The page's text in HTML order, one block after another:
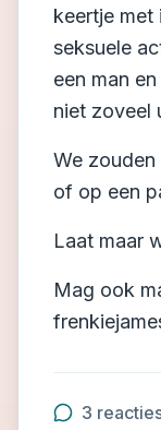
keertje met
seksuele
een man
niet zoveel
We
of op een
Laat maar
Mag ook
3